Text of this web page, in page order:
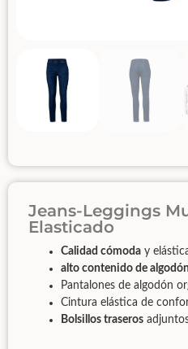
Jeans-Leggings
Elasticado
Calidad cómoda y
alto contenido de algodón
Pantalones de algodón
Cintura elástica de
Bolsillos traseros